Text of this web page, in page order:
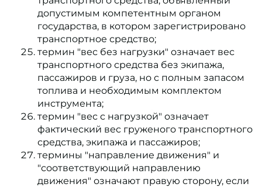
допустимым компетентным органом
государства, в котором зарегистрировано
транспортное средство;
термин "вес без нагрузки" означает вес
транспортного средства без экипажа,
пассажиров и груза, но с полным запасом
топлива и необходимым комплектом
инструмента;
термин "вес с нагрузкой" означает
фактический вес груженого транспортного
средства, экипажа и пассажиров;
термины "направление движения" и
"соответствующий направлению
движения" означают правую сторону, если